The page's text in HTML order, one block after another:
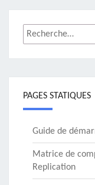
Rechercher :
PAGES STATIQUES
Guide de
Matrice de
Replication